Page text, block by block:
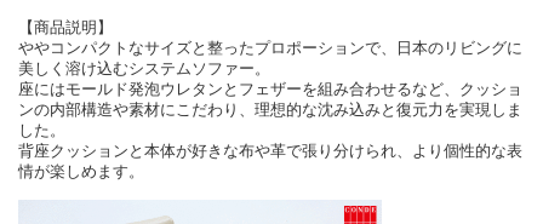
【商品説明】
ややコンパクトなサイズと整ったプロポーションで、日本のリビングに
美しく溶け込むシステムソファー。
座にはモールド発泡ウレタンとフェザーを組み合わせるなど、クッショ
ンの内部構造や素材にこだわり、理想的な沈み込みと復元力を実現しま
した。
背座クッションと本体が好きな布や革で張り分けられ、より個性的な表
情が楽しめます。